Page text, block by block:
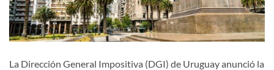
La Dirección General Impositiva (DGI) de Uruguay anunció la